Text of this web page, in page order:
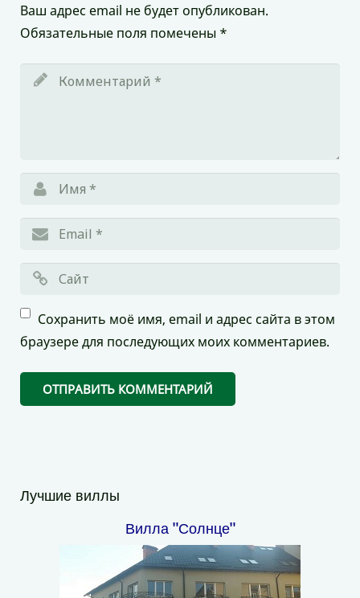
Ваш адрес email не будет опубликован.
Обязательные поля помечены *
Сохранить моё имя, email и адрес сайта в этом
браузере для последующих моих комментариев.
Лучшие виллы
Вилла "Солнце"